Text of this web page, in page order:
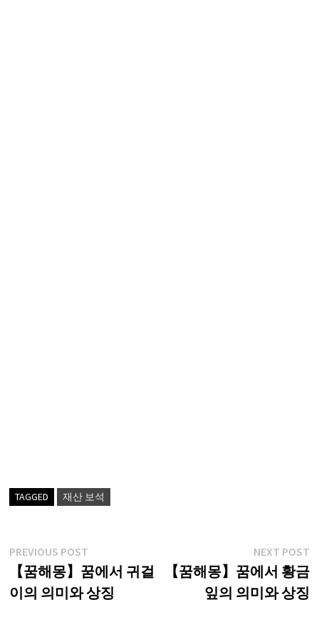
TAGGED 재산 보석
글
탐
색
PREVIOUS POSTPrevious
post:
【꿈해몽】꿈에서 귀걸
이의 의미와 상징
NEXT POST
【꿈해몽】꿈에서 황금
잎의 의미와 상징